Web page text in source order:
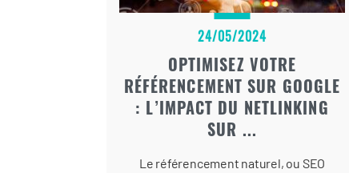
24/05/2024
OPTIMISEZ VOTRE
RÉFÉRENCEMENT SUR GOOGLE
: L’IMPACT DU NETLINKING
SUR ...
Le référencement naturel, ou SEO